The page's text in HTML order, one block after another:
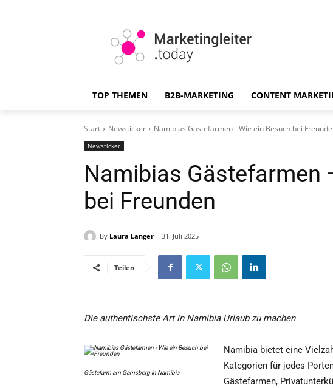
TOP THEMEN B2B-MARKETING CONTENT
Start Newsticker Namibias Gästefarmen - Wie ein Besuch bei
Newsticker
Namibias Gästefarmen
bei Freunden
By Laura Langer 31. Juli 2025
Teilen
Die authentischste Art in Namibia Urlaub zu machen
Gästefarm am Gamsberg in Namibia
Namibia bietet eine
Kategorien für jedes
Gästefarmen,